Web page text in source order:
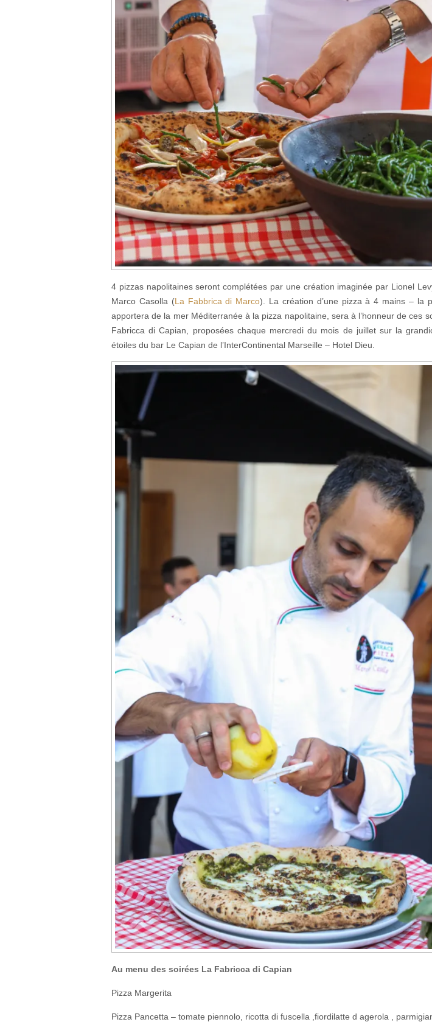
4 pizzas napolitaines seront complétées par une création imaginée par Lionel
Marco Casolla (La Fabbrica di Marco). La création d’une pizza à 4 mains – la
apportera de la mer Méditerranée à la pizza napolitaine, sera à l’honneur de ces
Fabricca di Capian, proposées chaque mercredi du mois de juillet sur la
étoiles du bar Le Capian de l’InterContinental Marseille – Hotel Dieu.
Au menu des soirées La Fabricca di Capian
Pizza Margerita
Pizza Pancetta – tomate piennolo, ricotta di fuscella ,fiordilatte d agerola ,